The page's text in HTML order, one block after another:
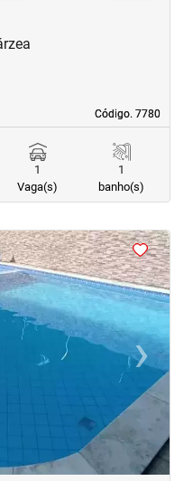
Código. 7780
Código. 7780
1
Vaga(s)
1
banho(s)
›Next